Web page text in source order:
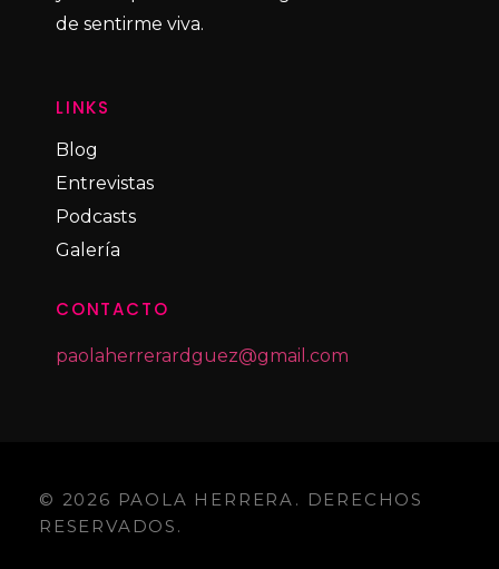
de sentirme viva.
LINKS
Blog
Entrevistas
Podcasts
Galería
CONTACTO
paolaherrerardguez@gmail.com
© 2026 PAOLA HERRERA. DERECHOS
RESERVADOS.